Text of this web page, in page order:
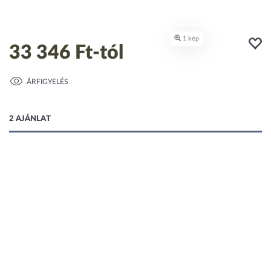
33 346 Ft-tól
ÁRFIGYELÉS
2 AJÁNLAT